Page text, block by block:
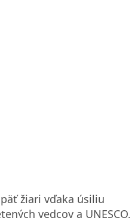
žiari vďaka úsiliu
vedcov a UNESCO,